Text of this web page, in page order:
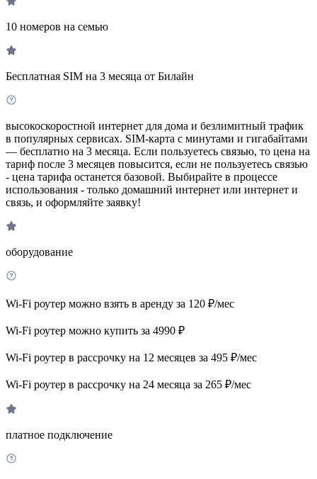
10 номеров на семью
Бесплатная SIM на 3 месяца от Билайн
высокоскоростной интернет для дома и безлимитный трафик
в популярных сервисах. SIM-карта с минутами и гигабайтами
— бесплатно на 3 месяца. Если пользуетесь связью, то цена на
тариф после 3 месяцев повысится, если не пользуетесь связью
- цена тарифа останется базовой. Выбирайте в процессе
использования - только домашний интернет или интернет и
связь, и оформляйте заявку!
оборудование
Wi-Fi роутер можно взять в аренду за 120 ₽/мес
Wi-Fi роутер можно купить за 4990 ₽
Wi-Fi роутер в рассрочку на 12 месяцев за 495 ₽/мес
Wi-Fi роутер в рассрочку на 24 месяца за 265 ₽/мес
платное подключение